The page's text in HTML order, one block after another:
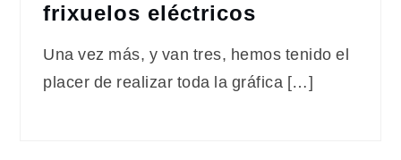
frixuelos eléctricos
Una vez más, y van tres, hemos tenido el
placer de realizar toda la gráfica […]